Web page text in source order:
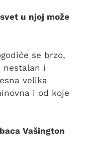
u njoj može
se brzo,
nestalan i
velika
i od koje
Vašington